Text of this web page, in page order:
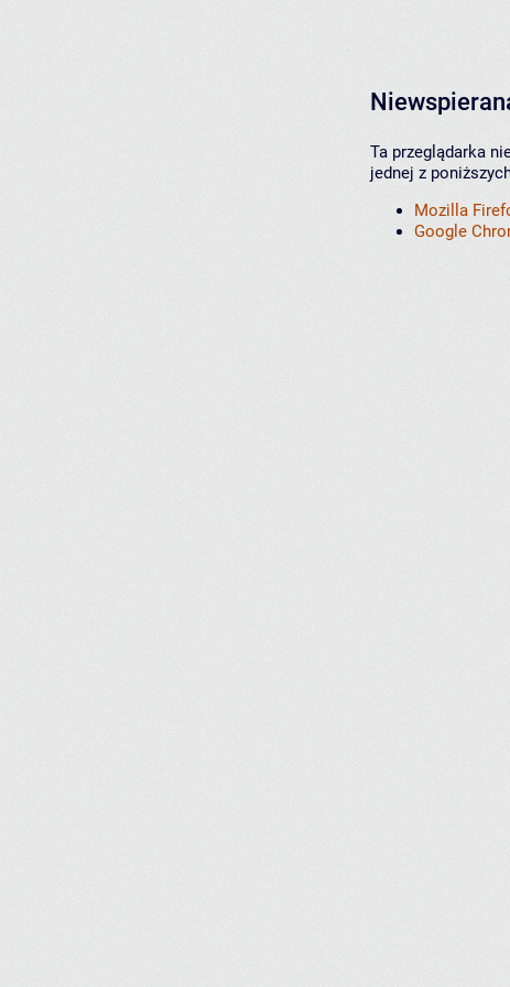
Ta przeglądarka
jednej z
Mozilla
Google